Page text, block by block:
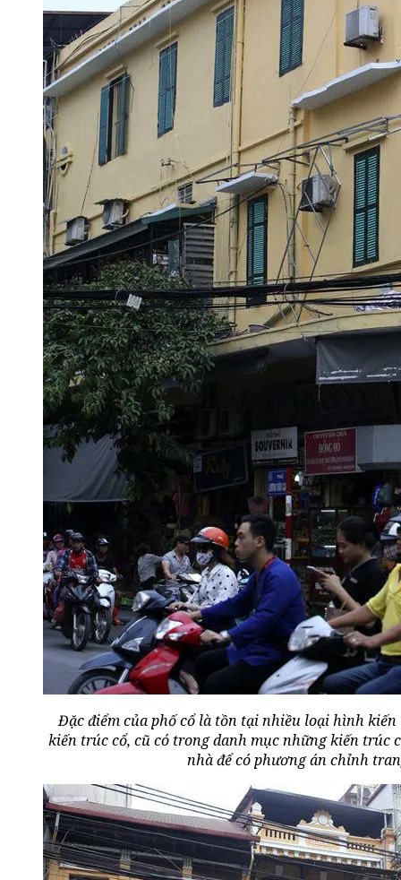
Đặc điểm của phố cổ là tồn tại nhiều loại hình
kiến trúc cổ, cũ có trong danh mục những kiến trúc
nhà để có phương án chỉnh